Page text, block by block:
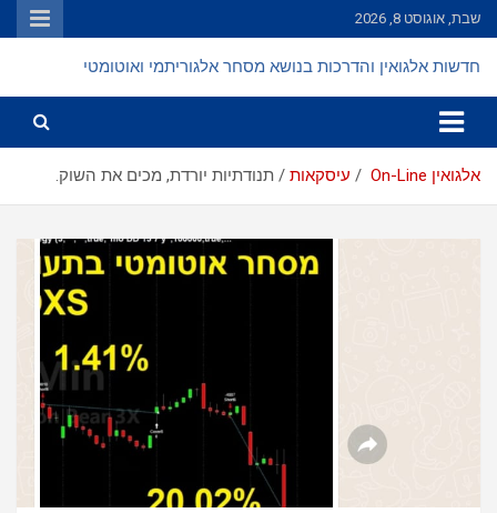
Skip
to
שבת, אוגוסט 8, 2026
חדשות אלגואין והדרכות בנושא מסחר אלגוריתמי ואוטומטי
אלגואין On-Line עיסקאות תנודתיות יורדת, מכים את השוק.